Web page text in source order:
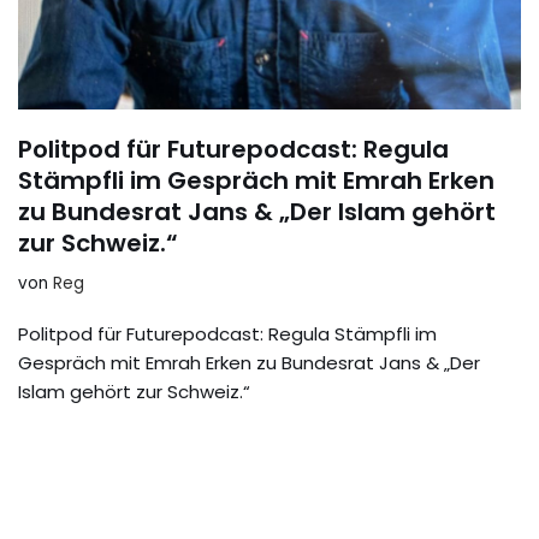
Politpod für Futurepodcast: Regula
Stämpfli im Gespräch mit Emrah Erken
zu Bundesrat Jans & „Der Islam gehört
zur Schweiz.“
von Reg
Politpod für Futurepodcast: Regula Stämpfli im
Gespräch mit Emrah Erken zu Bundesrat Jans & „Der
Islam gehört zur Schweiz.“